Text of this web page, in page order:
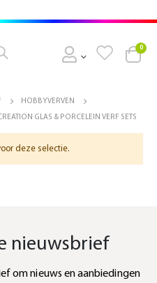
Cart
0
HOBBYVERVEN
GLAS & PORCELEIN VERF SETS
deze selectie.
nieuwsbrief
om nieuws en aanbiedingen